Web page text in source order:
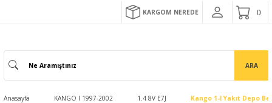
KARGOM NEREDE
ARA
Anasayfa KANGO I 1997-2002 1.4 8V E7J Kango 1-I Yakıt Depo